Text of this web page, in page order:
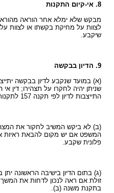
8. אי-קיום התקנות
מבקש שלא ימלא אחר הוראה
לצוות על מחיקת בקשתו או לצוות
שיקבע.
9. הדיון בבקשה
(א) במועד שנקבע לדיון בבקשה
שניתן יהיה לחקרו על תצהירו; דין אי
התייצבות לדיון לפי תקנה 157 לתקנות סדר הדין.
(ב) לא ביקש המשיב לחקור את
המשפט אם יש מקום להבאת ראיות
פלונית שקבע.
(ג) בתום הדיון בישיבה הראשונה
זולת אם ראה לנכון לדחות את
בתקנת משנה (ב).